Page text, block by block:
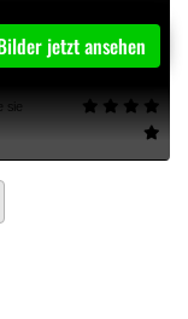
jetzt ansehen
sie